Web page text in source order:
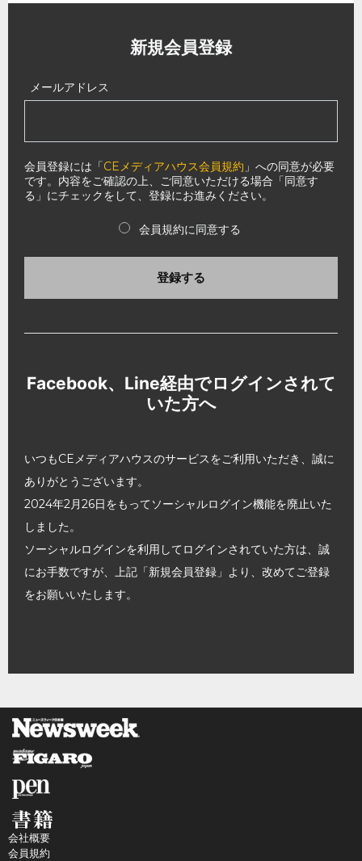
新規会員登録
メールアドレス
会員登録には「CEメディアハウス会員規約 」への同意が必要
です。内容をご確認の上、ご同意いただける場合「同意す
る」にチェックをして、登録にお進みください。
会員規約に同意する
登録する
Facebook、Line経由でログインされて
いた方へ
いつもCEメディアハウスのサービスをご利用いただき、誠に
ありがとうございます。
2024年2月26日をもってソーシャルログイン機能を廃止いた
しました。
ソーシャルログインを利用してログインされていた方は、誠
にお手数ですが、上記「新規会員登録」より、改めてご登録
をお願いいたします。
会社概要
会員規約